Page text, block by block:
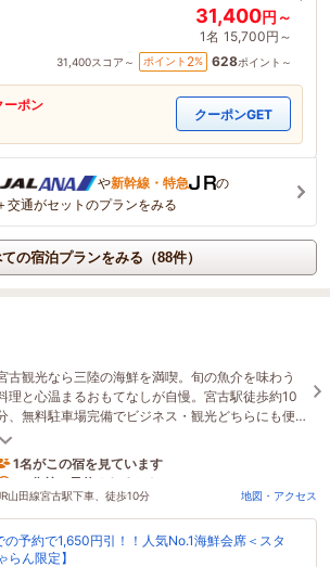
31,400円～
1名 15,700円～
31,400スコア～ ポイント 2% 628ポイント～
ーポン
クーポンGET
や新幹線・特急
の
交通がセットのプランをみる
の宿泊プランをみる（88件）
古観光なら三陸の海鮮を満喫。旬の魚介を味わう
理と心温まるおもてなしが自慢。宮古駅徒歩約10
、無料駐車場完備でビジネス・観光どちらにも便
利です。
1名がこの宿を見ています
59分前に予約されました
山田線宮古駅下車、徒歩10分 地図・アクセス
の予約で1,650円引！！人気No.1海鮮会席＜スタ
らん限定】